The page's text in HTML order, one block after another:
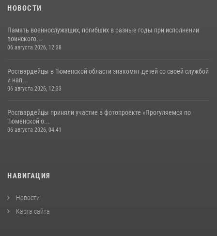
НОВОСТИ
Память военнослужащих, погибших в разные годы при исполнении
воинского...
06 августа 2026, 12:38
Росгвардейцы в Тюменской области знакомят детей со своей службой
и нап...
06 августа 2026, 12:33
Росгвардейцы приняли участие в фотопроекте «Прогуляемся по
Тюменской о...
06 августа 2026, 04:41
НАВИГАЦИЯ
Новости
Карта сайта